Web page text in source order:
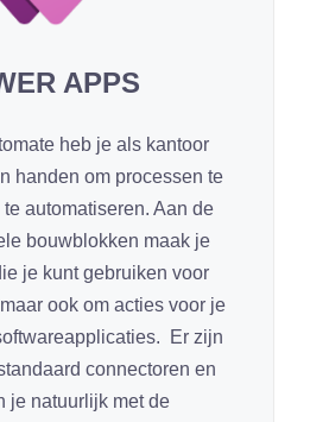
APPS
heb je als kantoor
handen om processen te
automatiseren. Aan de
bouwblokken maak je
je kunt gebruiken voor
ook om acties voor je
Er zijn
connectoren en
je natuurlijk met de